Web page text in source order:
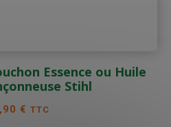
Essence ou Huile
Stihl
€ TTC